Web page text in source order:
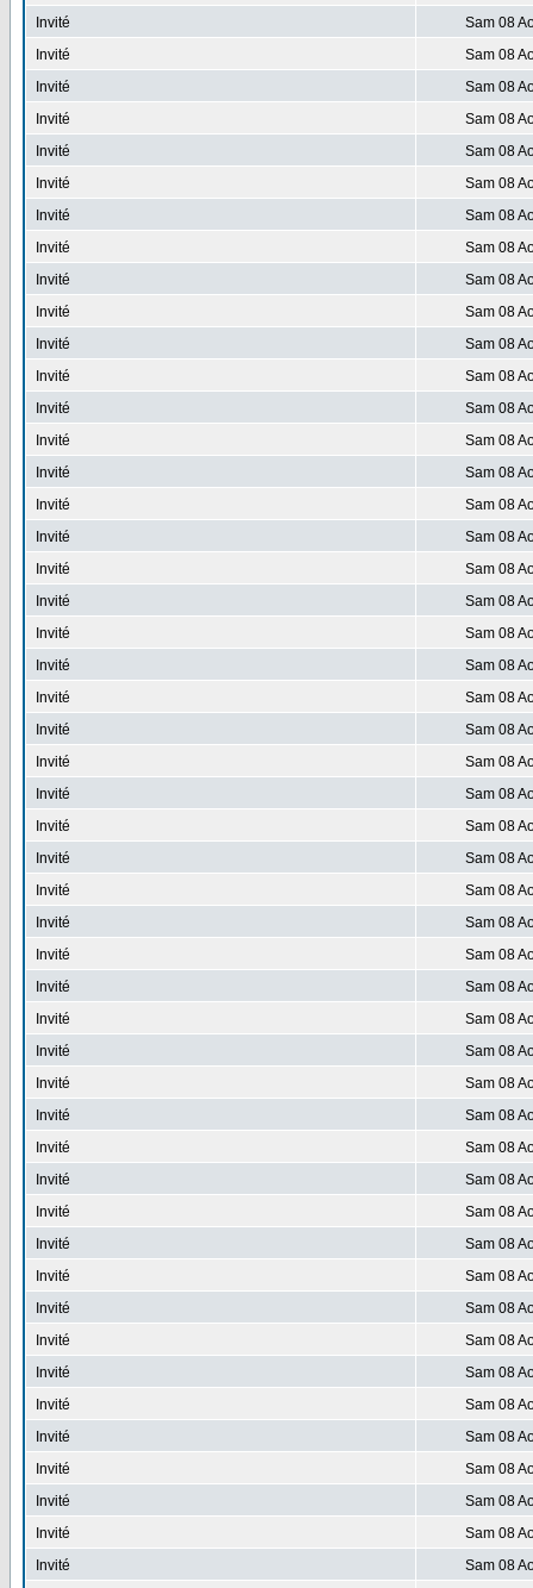
Invité
Sam 08
Invité
Sam 08
Invité
Sam 08
Invité
Sam 08
Invité
Sam 08
Invité
Sam 08
Invité
Sam 08
Invité
Sam 08
Invité
Sam 08
Invité
Sam 08
Invité
Sam 08
Invité
Sam 08
Invité
Sam 08
Invité
Sam 08
Invité
Sam 08
Invité
Sam 08
Invité
Sam 08
Invité
Sam 08
Invité
Sam 08
Invité
Sam 08
Invité
Sam 08
Invité
Sam 08
Invité
Sam 08
Invité
Sam 08
Invité
Sam 08
Invité
Sam 08
Invité
Sam 08
Invité
Sam 08
Invité
Sam 08
Invité
Sam 08
Invité
Sam 08
Invité
Sam 08
Invité
Sam 08
Invité
Sam 08
Invité
Sam 08
Invité
Sam 08
Invité
Sam 08
Invité
Sam 08
Invité
Sam 08
Invité
Sam 08
Invité
Sam 08
Invité
Sam 08
Invité
Sam 08
Invité
Sam 08
Invité
Sam 08
Invité
Sam 08
Invité
Sam 08
Invité
Sam 08
Invité
Sam 08